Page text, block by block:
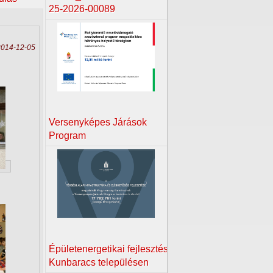
12-05
25-2026-00089
Versenyképes Járások
Program
Épületenergetikai fejlesztés
Kunbaracs településen